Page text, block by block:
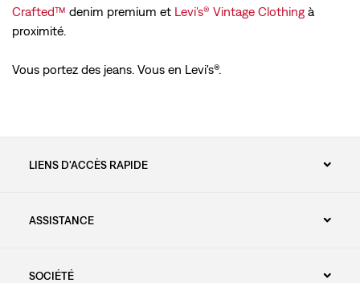
Crafted™ denim premium et Levi's® Vintage Clothing à
proximité.
Vous portez des jeans. Vous en Levi's®.
LIENS D'ACCÈS RAPIDE
ASSISTANCE
SOCIÉTÉ